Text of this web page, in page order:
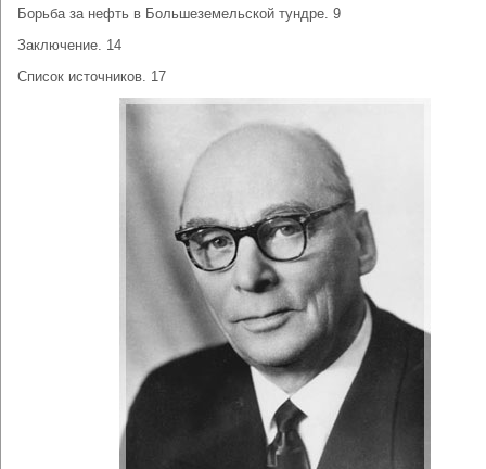
Борьба за нефть в Большеземельской тундре. 9
Заключение. 14
Список источников. 17